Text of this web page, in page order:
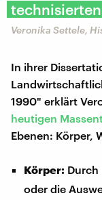
Veronika Settele,
In ihrer
1990" erklärt
heutigen
Ebenen: Körper,
Körper: Durch
oder die